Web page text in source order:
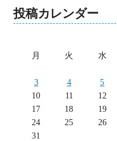
投稿カレンダー
月
火 水
3
4 5
10
11 12
17
18 19
24
25 26
31